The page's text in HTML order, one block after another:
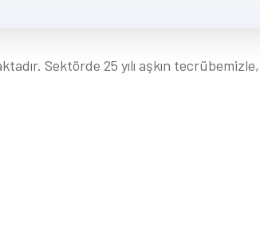
Sektörde 25 yılı aşkın